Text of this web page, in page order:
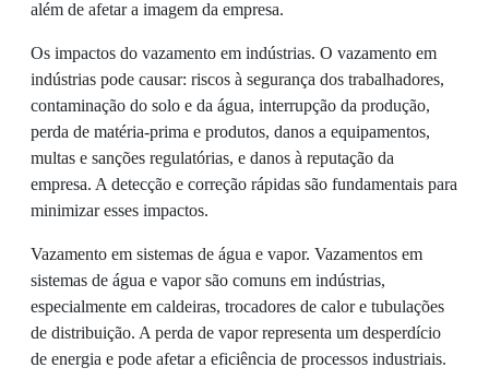
além de afetar a imagem da empresa.
Os impactos do vazamento em indústrias. O vazamento em
indústrias pode causar: riscos à segurança dos trabalhadores,
contaminação do solo e da água, interrupção da produção,
perda de matéria-prima e produtos, danos a equipamentos,
multas e sanções regulatórias, e danos à reputação da
empresa. A detecção e correção rápidas são fundamentais para
minimizar esses impactos.
Vazamento em sistemas de água e vapor. Vazamentos em
sistemas de água e vapor são comuns em indústrias,
especialmente em caldeiras, trocadores de calor e tubulações
de distribuição. A perda de vapor representa um desperdício
de energia e pode afetar a eficiência de processos industriais.